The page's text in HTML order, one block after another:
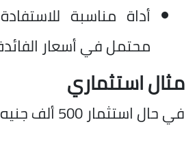
أداة مناسبة
محتمل في أسعار
مثال استثماري
في حال استثمار 500 ألف جنيه: